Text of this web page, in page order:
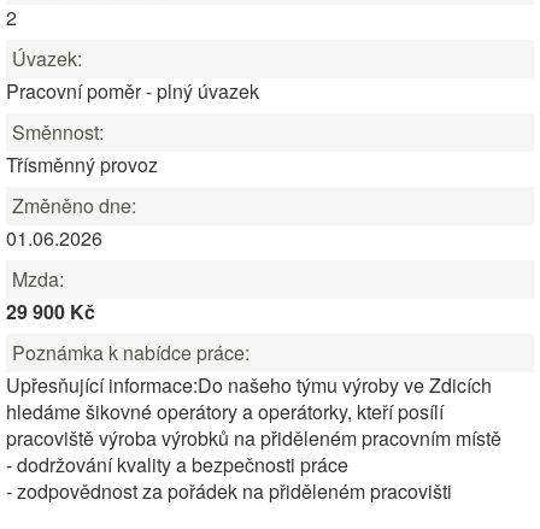
2
Úvazek:
Pracovní poměr - plný úvazek
Směnnost:
Třísměnný provoz
Změněno dne:
01.06.2026
Mzda:
29 900 Kč
Poznámka k nabídce práce:
Upřesňující informace:Do našeho týmu výroby ve Zdicích
hledáme šikovné operátory a operátorky, kteří posílí
pracoviště výroba výrobků na přiděleném pracovním místě
- dodržování kvality a bezpečnosti práce
- zodpovědnost za pořádek na přiděleném pracovišti